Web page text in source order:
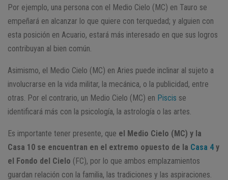
Por ejemplo, una persona con el Medio Cielo (MC) en Tauro se
empeñará en alcanzar lo que quiere con terquedad; y alguien con
esta posición en Acuario, estará más interesado en que sus logros
contribuyan al bien común.
Asimismo, el Medio Cielo (MC) en Aries puede inclinar al sujeto a
involucrarse en la vida militar, la mecánica, o la publicidad, entre
otras. Por el contrario, un Medio Cielo (MC) en Piscis se
identificará más con la psicología, la astrología o las artes.
Es importante tener presente, que el Medio Cielo (MC) y la
Casa 10 se encuentran en el extremo opuesto de la Casa 4 y
el Fondo del Cielo (FC), por lo que ambos emplazamientos
guardan relación con la familia, las tradiciones y las aspiraciones.